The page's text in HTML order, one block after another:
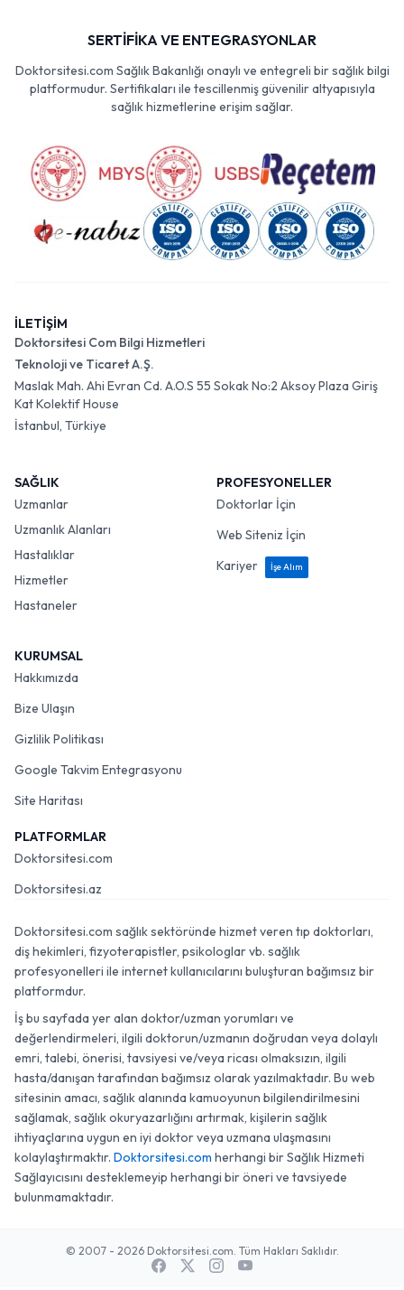
SERTİFİKA VE ENTEGRASYONLAR
Doktorsitesi.com Sağlık Bakanlığı onaylı ve entegreli bir sağlık bilgi
platformudur. Sertifikaları ile tescillenmiş güvenilir altyapısıyla
sağlık hizmetlerine erişim sağlar.
İLETİŞİM
Doktorsitesi Com Bilgi Hizmetleri
Teknoloji ve Ticaret A.Ş.
Maslak Mah. Ahi Evran Cd. A.O.S 55 Sokak No:2 Aksoy Plaza Giriş
Kat Kolektif House
İstanbul, Türkiye
SAĞLIK
Uzmanlar
Uzmanlık Alanları
Hastalıklar
Hizmetler
Hastaneler
PROFESYONELLER
Doktorlar İçin
Web Siteniz İçin
Kariyer
İşe Alım
KURUMSAL
Hakkımızda
Bize Ulaşın
Gizlilik Politikası
Google Takvim Entegrasyonu
Site Haritası
PLATFORMLAR
Doktorsitesi.com
Doktorsitesi.az
Doktorsitesi.com sağlık sektöründe hizmet veren tıp doktorları,
diş hekimleri, fizyoterapistler, psikologlar vb. sağlık
profesyonelleri ile internet kullanıcılarını buluşturan bağımsız bir
platformdur.
İş bu sayfada yer alan doktor/uzman yorumları ve
değerlendirmeleri, ilgili doktorun/uzmanın doğrudan veya dolaylı
emri, talebi, önerisi, tavsiyesi ve/veya ricası olmaksızın, ilgili
hasta/danışan tarafından bağımsız olarak yazılmaktadır. Bu web
sitesinin amacı, sağlık alanında kamuoyunun bilgilendirilmesini
sağlamak, sağlık okuryazarlığını artırmak, kişilerin sağlık
ihtiyaçlarına uygun en iyi doktor veya uzmana ulaşmasını
kolaylaştırmaktır. Doktorsitesi.com herhangi bir Sağlık Hizmeti
Sağlayıcısını desteklemeyip herhangi bir öneri ve tavsiyede
bulunmamaktadır.
© 2007 - 2026 Doktorsitesi.com. Tüm Hakları Saklıdır.